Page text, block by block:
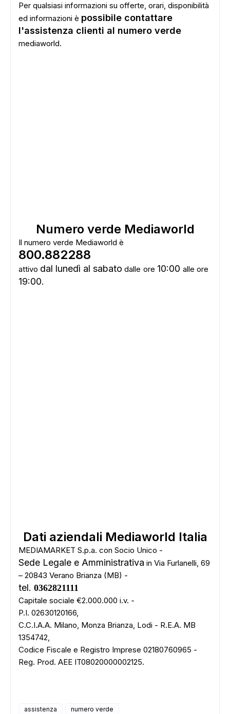
ADS
Per qualsiasi informazioni su offerte, orari, disponibilità
ed informazioni è possibile contattare
l'assistenza clienti al numero verde
mediaworld.
Numero verde Mediaworld
Il numero verde Mediaworld è
800.882288
attivo dal lunedì al sabato dalle ore 10:00 alle ore
19:00.
Dati aziendali Mediaworld Italia
MEDIAMARKET S.p.a. con Socio Unico -
Sede Legale e Amministrativa in Via Furlanelli, 69
– 20843 Verano Brianza (MB) -
tel. 0362821111
Capitale sociale €2.000.000 i.v. -
P.I. 02630120166,
C.C.I.A.A. Milano, Monza Brianza, Lodi - R.E.A. MB
1354742,
Codice Fiscale e Registro Imprese 02180760965 -
Reg. Prod. AEE IT08020000002125.
assistenza numero verde